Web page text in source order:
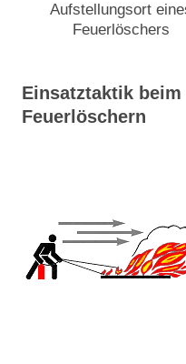
Aufstellungsort
Feuerlöschers
Einsatztaktik
Feuerlöschern